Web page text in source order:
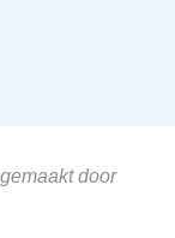
door